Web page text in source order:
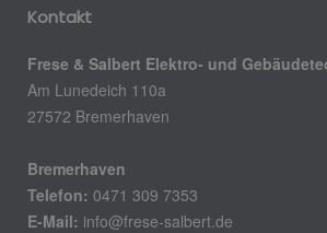
Kontakt
Frese & Salbert Elektro- und
Am Lunedeich 110a
27572 Bremerhaven
Bremerhaven
Telefon: 0471 309 7353
E-Mail: info@frese-salbert.de